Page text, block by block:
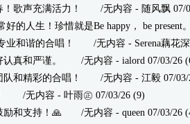
歌声充满活力！
/无内容 - 随风飘 07/
的人生！珍惜就是Be happy， be present
业和谐的合唱！
/无内容 - Serena藕花深
真和严谨。
/无内容 - ialord 07/03/26
和精彩的合唱！
/无内容 - 江毅 07/03/
/无内容 - 叶雨㊣ 07/03/26 (9)
励和支持！🙏 /无内容 - queen 07/03/26